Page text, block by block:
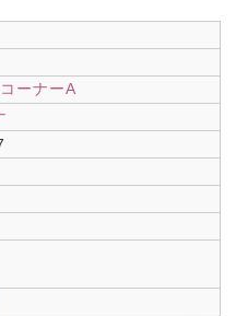
ーナーA